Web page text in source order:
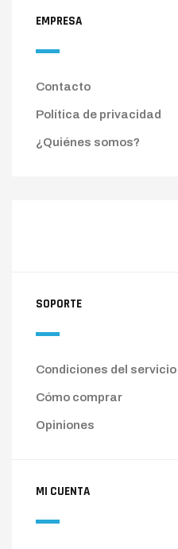
EMPRESA
Contacto
Política de privacidad
¿Quiénes somos?
SOPORTE
Condiciones del servicio
Cómo comprar
Opiniones
MI CUENTA